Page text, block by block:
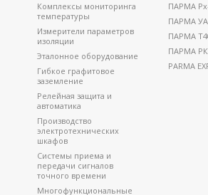
Комплексы мониторинга
температуры
Измерители параметров
изоляции
Эталонное оборудование
Гибкое графитовое
заземление
Релейная защита и
автоматика
Производство
электротехнических
шкафов
Системы приема и
передачи сигналов
точного времени
Многофункциональные
ПАРМА
ПАРМА
ПАРМА
ПАРМА
PARMA